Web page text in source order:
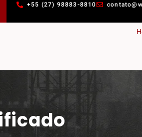
+55 (27) 98883-8810